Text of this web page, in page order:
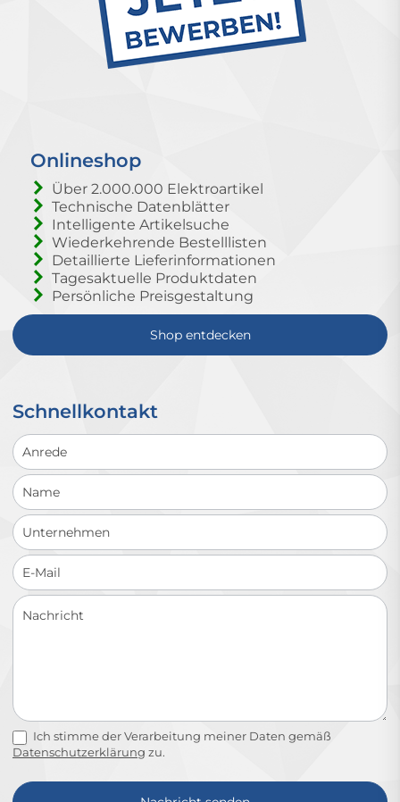
Onlineshop
Über 2.000.000 Elektroartikel
Technische Datenblätter
Intelligente Artikelsuche
Wiederkehrende Bestelllisten
Detaillierte Lieferinformationen
Tagesaktuelle Produktdaten
Persönliche Preisgestaltung
Shop entdecken
Schnellkontakt
Schnellkontakt
Ich stimme der Verarbeitung meiner Daten gemäß
Datenschutzerklärung zu.